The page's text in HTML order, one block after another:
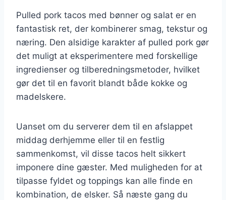
Pulled pork tacos med bønner og salat er en
fantastisk ret, der kombinerer smag, tekstur og
næring. Den alsidige karakter af pulled pork gør
det muligt at eksperimentere med forskellige
ingredienser og tilberedningsmetoder, hvilket
gør det til en favorit blandt både kokke og
madelskere.
Uanset om du serverer dem til en afslappet
middag derhjemme eller til en festlig
sammenkomst, vil disse tacos helt sikkert
imponere dine gæster. Med muligheden for at
tilpasse fyldet og toppings kan alle finde en
kombination, de elsker. Så næste gang du